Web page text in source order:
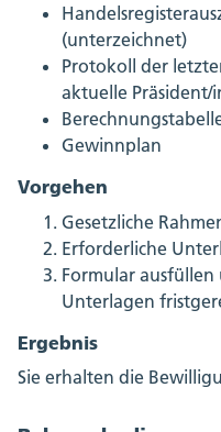
(unterzeichnet)
Protokoll der
aktuelle Präsident/
Gewinnplan
Vorgehen
Gesetzliche
Erforderliche
Formular
Unterlagen
Ergebnis
Sie erhalten die